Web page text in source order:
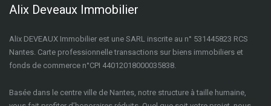
Alix Deveaux Immobilier
Alix DEVEAUX Immobilier est une SARL inscrite au n° 531445823 RCS
Nantes. Carte professionnelle transactions sur biens immobiliers et
fonds de commerce n°CPI 44012018000035838.
Basée dans le centre ville de Nantes, notre structure à taille humaine,